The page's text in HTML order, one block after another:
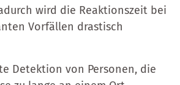
wird die Reaktionszeit bei
Vorfällen drastisch
Detektion von Personen, die